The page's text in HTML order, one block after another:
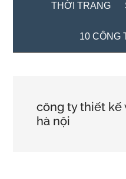
THỜI TRANG
10 CÔNG
công ty thiết kế
hà nội